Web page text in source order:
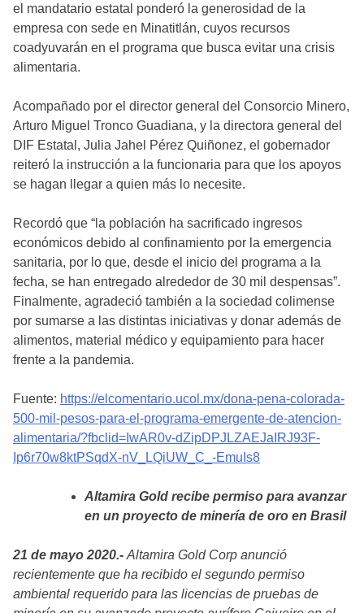
el mandatario estatal ponderó la generosidad de la
empresa con sede en Minatitlán, cuyos recursos
coadyuvarán en el programa que busca evitar una crisis
alimentaria.
Acompañado por el director general del Consorcio Minero,
Arturo Miguel Tronco Guadiana, y la directora general del
DIF Estatal, Julia Jahel Pérez Quiñonez, el gobernador
reiteró la instrucción a la funcionaria para que los apoyos
se hagan llegar a quien más lo necesite.
Recordó que “la población ha sacrificado ingresos
económicos debido al confinamiento por la emergencia
sanitaria, por lo que, desde el inicio del programa a la
fecha, se han entregado alrededor de 30 mil despensas”.
Finalmente, agradeció también a la sociedad colimense
por sumarse a las distintas iniciativas y donar además de
alimentos, material médico y equipamiento para hacer
frente a la pandemia.
Fuente: https://elcomentario.ucol.mx/dona-pena-colorada-
500-mil-pesos-para-el-programa-emergente-de-atencion-
alimentaria/?fbclid=IwAR0v-dZipDPJLZAEJaIRJ93F-
Ip6r70w8ktPSqdX-nV_LQiUW_C_-EmuIs8
Altamira Gold recibe permiso para avanzar
en un proyecto de minería de oro en Brasil
21 de mayo 2020.- Altamira Gold Corp anunció
recientemente que ha recibido el segundo permiso
ambiental requerido para las licencias de pruebas de